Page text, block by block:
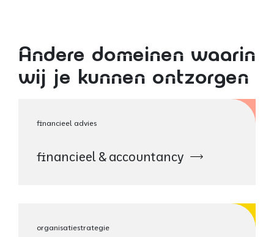
Andere domeinen waarin
wij je kunnen ontzorgen
financieel advies
financieel & accountancy
organisatiestrategie